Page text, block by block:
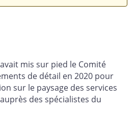
mis sur pied le Comité
de détail en 2020 pour
sur le paysage des services
des spécialistes du